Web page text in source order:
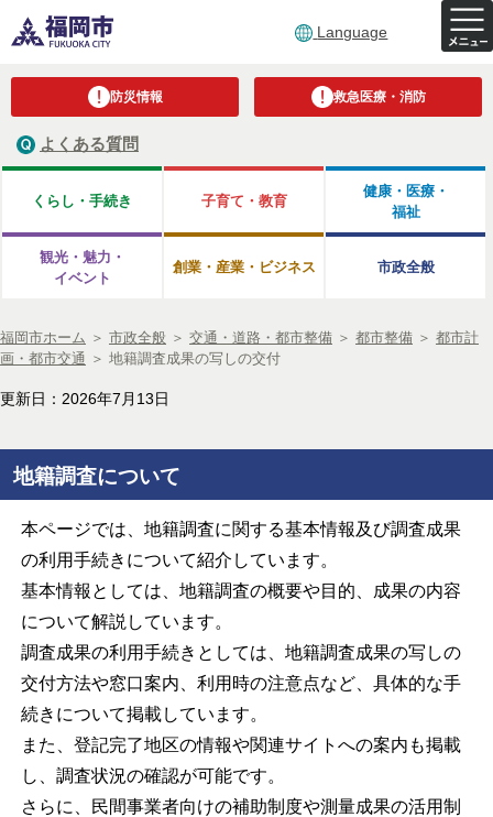
Language
防災情報 救急医療・消防
よくある質問
くらし・手続き 子育て・教育
健康・医療・
福祉
観光・魅力・
イベント
創業・産業・ビジネス 市政全般
福岡市ホーム ＞ 市政全般 ＞ 交通・道路・都市整備 ＞ 都市整備 ＞ 都市計
画・都市交通 ＞ 地籍調査成果の写しの交付
更新日：2026年7月13日
地籍調査について
本ページでは、地籍調査に関する基本情報及び調査成果
の利用手続きについて紹介しています。
基本情報としては、地籍調査の概要や目的、成果の内容
について解説しています。
調査成果の利用手続きとしては、地籍調査成果の写しの
交付方法や窓口案内、利用時の注意点など、具体的な手
続きについて掲載しています。
また、登記完了地区の情報や関連サイトへの案内も掲載
し、調査状況の確認が可能です。
さらに、民間事業者向けの補助制度や測量成果の活用制